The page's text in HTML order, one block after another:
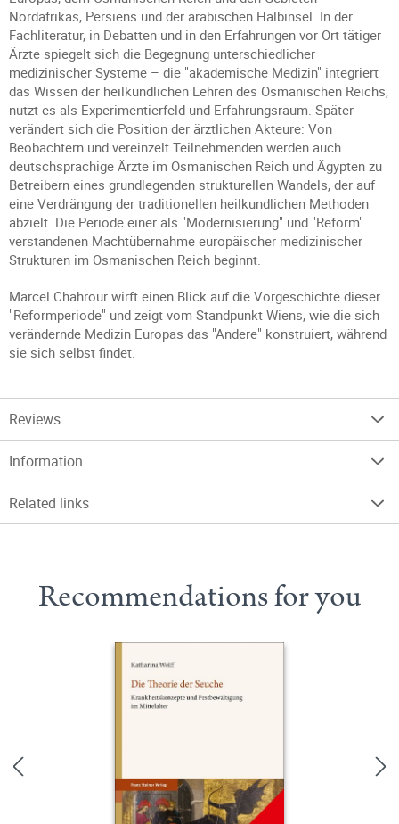
Nordafrikas, Persiens und der arabischen Halbinsel. In der
Fachliteratur, in Debatten und in den Erfahrungen vor Ort tätiger
Ärzte spiegelt sich die Begegnung unterschiedlicher
medizinischer Systeme – die "akademische Medizin" integriert
das Wissen der heilkundlichen Lehren des Osmanischen Reichs,
nutzt es als Experimentierfeld und Erfahrungsraum. Später
verändert sich die Position der ärztlichen Akteure: Von
Beobachtern und vereinzelt Teilnehmenden werden auch
deutschsprachige Ärzte im Osmanischen Reich und Ägypten zu
Betreibern eines grundlegenden strukturellen Wandels, der auf
eine Verdrängung der traditionellen heilkundlichen Methoden
abzielt. Die Periode einer als "Modernisierung" und "Reform"
verstandenen Machtübernahme europäischer medizinischer
Strukturen im Osmanischen Reich beginnt.
Marcel Chahrour wirft einen Blick auf die Vorgeschichte dieser
"Reformperiode" und zeigt vom Standpunkt Wiens, wie die sich
verändernde Medizin Europas das "Andere" konstruiert, während
sie sich selbst findet.
Reviews
Information
Related links
Recommendations for you